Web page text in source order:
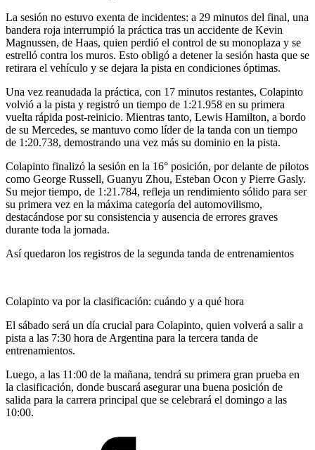
La sesión no estuvo exenta de incidentes: a 29 minutos del final, una
bandera roja interrumpió la práctica tras un accidente de Kevin
Magnussen, de Haas, quien perdió el control de su monoplaza y se
estrelló contra los muros. Esto obligó a detener la sesión hasta que se
retirara el vehículo y se dejara la pista en condiciones óptimas.
Una vez reanudada la práctica, con 17 minutos restantes, Colapinto
volvió a la pista y registró un tiempo de 1:21.958 en su primera
vuelta rápida post-reinicio. Mientras tanto, Lewis Hamilton, a bordo
de su Mercedes, se mantuvo como líder de la tanda con un tiempo
de 1:20.738, demostrando una vez más su dominio en la pista.
Colapinto finalizó la sesión en la 16° posición, por delante de pilotos
como George Russell, Guanyu Zhou, Esteban Ocon y Pierre Gasly.
Su mejor tiempo, de 1:21.784, refleja un rendimiento sólido para ser
su primera vez en la máxima categoría del automovilismo,
destacándose por su consistencia y ausencia de errores graves
durante toda la jornada.
Así quedaron los registros de la segunda tanda de entrenamientos
Colapinto va por la clasificación: cuándo y a qué hora
El sábado será un día crucial para Colapinto, quien volverá a salir a
pista a las 7:30 hora de Argentina para la tercera tanda de
entrenamientos.
Luego, a las 11:00 de la mañana, tendrá su primera gran prueba en
la clasificación, donde buscará asegurar una buena posición de
salida para la carrera principal que se celebrará el domingo a las
10:00.